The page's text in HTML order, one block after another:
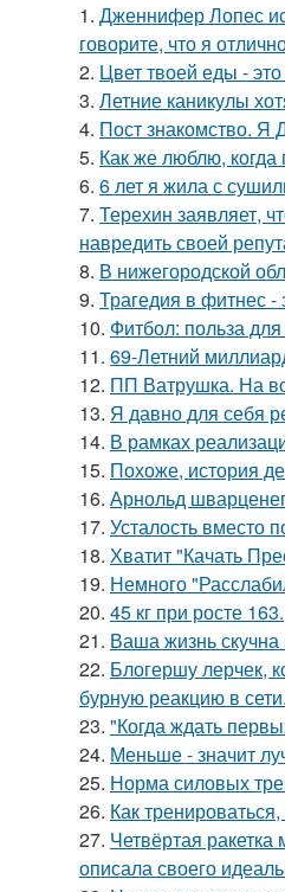
1. Дженнифер Лопес
говорите, что я
2. Цвет твоей еды -
3. Летние каникулы
4. Пост знакомство. Я
5. Как же люблю, когда
6. 6 лет я жила с
7. Терехин заявляет,
навредить своей
8. В нижегородской
9. Трагедия в фитнес -
10. Фитбол: польза
11. 69-Летний
12. ПП Ватрушка. На
13. Я давно для себя
14. В рамках
15. Похоже, история
16. Арнольд
17. Усталость вместо
18. Хватит "Качать
19. Немного
20. 45 кг при росте 163.
21. Ваша жизнь
22. Блогершу лерчек,
бурную реакцию в сети.
23. "Когда ждать
24. Меньше - значит
25. Норма силовых
26. Как
27. Четвёртая
описала своего